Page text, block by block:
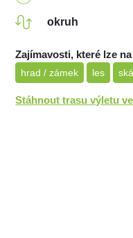
okruh
Zajímavosti, které lze
hrad / zámek les
Stáhnout trasu výletu